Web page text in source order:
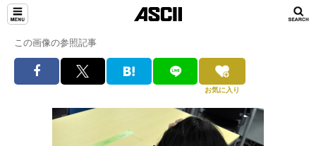
この画像の参照記事
お気に入り